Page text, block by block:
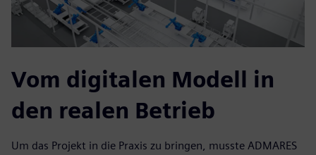
Vom digitalen Modell in
den realen Betrieb
Um das Projekt in die Praxis zu bringen, musste ADMARES